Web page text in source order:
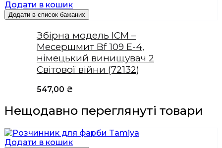
Додати в кошик
Додати в список бажаних
Збірна модель ICM –
Месершмит Bf 109 E-4,
німецький винищувач 2
Світової війни (72132)
547,00 ₴
Нещодавно переглянуті товари
Додати в кошик